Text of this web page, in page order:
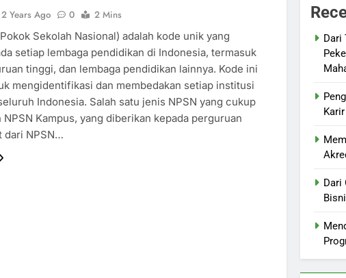
2 Years Ago 0
2 Mins
Sekolah Nasional) adalah kode unik yang
setiap lembaga pendidikan di Indonesia, termasuk
tinggi, dan lembaga pendidikan lainnya. Kode ini
mengidentifikasi dan membedakan setiap institusi
Indonesia. Salah satu jenis NPSN yang cukup
NPSN Kampus, yang diberikan kepada perguruan
dari NPSN…
Dari
Dari